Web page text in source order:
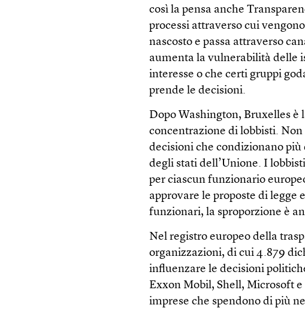
così la pensa anche
processi attraverso cui
nascosto e passa attraverso
aumenta la vulnerabilità delle
interesse o che certi gruppi
prende le decisioni.
Dopo Washington, Bruxelles è
concentrazione di lobbisti.
decisioni che condizionano
degli stati dell’Unione. I
per ciascun funzionario
approvare le proposte di legge
funzionari, la sproporzione è
Nel registro europeo della
organizzazioni, di cui 4.879
influenzare le decisioni
Exxon Mobil, Shell, Microsoft
imprese che spendono di più